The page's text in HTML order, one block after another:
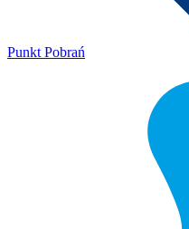
Punkt Pobrań